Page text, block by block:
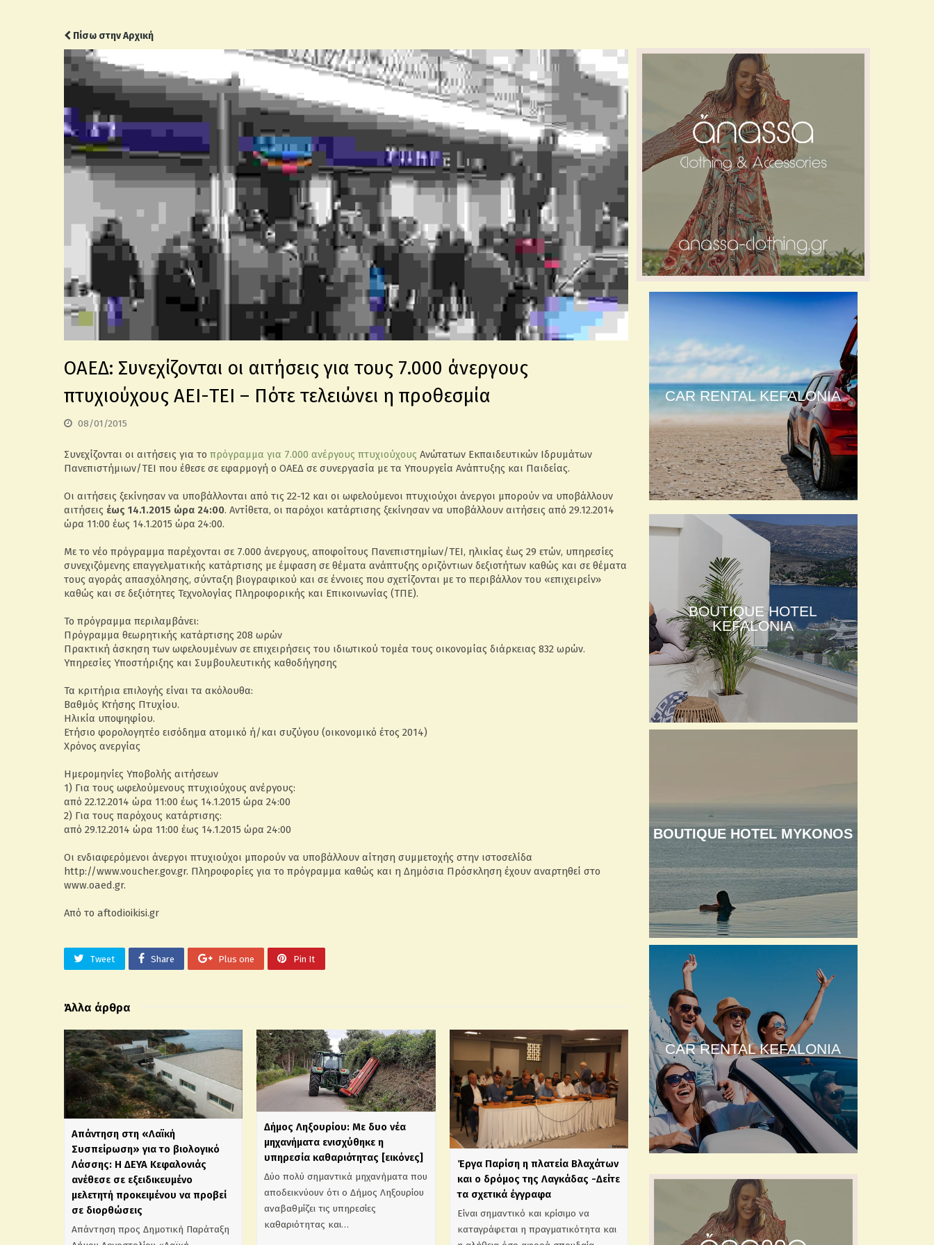
Πίσω στην Αρχική
ΟΑΕΔ: Συνεχίζονται οι αιτήσεις για τους 7.000 άνεργους
πτυχιούχους ΑΕΙ-ΤΕΙ – Πότε τελειώνει η προθεσμία
08/01/2015
Συνεχίζονται οι αιτήσεις για το πρόγραμμα για 7.000 ανέργους πτυχιούχους Ανώτατων Εκπαιδευτικών Ιδρυμάτων
Πανεπιστήμιων/ΤΕΙ που έθεσε σε εφαρμογή ο ΟΑΕΔ σε συνεργασία με τα Υπουργεία Ανάπτυξης και Παιδείας.
Οι αιτήσεις ξεκίνησαν να υποβάλλονται από τις 22-12 και οι ωφελούμενοι πτυχιούχοι άνεργοι μπορούν να υποβάλλουν
αιτήσεις έως 14.1.2015 ώρα 24:00. Αντίθετα, οι παρόχοι κατάρτισης ξεκίνησαν να υποβάλλουν αιτήσεις από 29.12.2014
ώρα 11:00 έως 14.1.2015 ώρα 24:00.
Με το νέο πρόγραμμα παρέχονται σε 7.000 άνεργους, αποφοίτους Πανεπιστημίων/ΤΕΙ, ηλικίας έως 29 ετών, υπηρεσίες
συνεχιζόμενης επαγγελματικής κατάρτισης με έμφαση σε θέματα ανάπτυξης οριζόντιων δεξιοτήτων καθώς και σε θέματα
τους αγοράς απασχόλησης, σύνταξη βιογραφικού και σε έννοιες που σχετίζονται με το περιβάλλον του «επιχειρείν»
καθώς και σε δεξιότητες Τεχνολογίας Πληροφορικής και Επικοινωνίας (ΤΠΕ).
Το πρόγραμμα περιλαμβάνει:
Πρόγραμμα θεωρητικής κατάρτισης 208 ωρών
Πρακτική άσκηση των ωφελουμένων σε επιχειρήσεις του ιδιωτικού τομέα τους οικονομίας διάρκειας 832 ωρών.
Υπηρεσίες Υποστήριξης και Συμβουλευτικής καθοδήγησης
Τα κριτήρια επιλογής είναι τα ακόλουθα:
Βαθμός Κτήσης Πτυχίου.
Ηλικία υποψηφίου.
Ετήσιο φορολογητέο εισόδημα ατομικό ή/και συζύγου (οικονομικό έτος 2014)
Χρόνος ανεργίας
Ημερομηνίες Υποβολής αιτήσεων
1) Για τους ωφελούμενους πτυχιούχους ανέργους:
από 22.12.2014 ώρα 11:00 έως 14.1.2015 ώρα 24:00
2) Για τους παρόχους κατάρτισης:
από 29.12.2014 ώρα 11:00 έως 14.1.2015 ώρα 24:00
Οι ενδιαφερόμενοι άνεργοι πτυχιούχοι μπορούν να υποβάλλουν αίτηση συμμετοχής στην ιστοσελίδα
http://www.voucher.gov.gr. Πληροφορίες για το πρόγραμμα καθώς και η Δημόσια Πρόσκληση έχουν αναρτηθεί στο
www.oaed.gr.
Από το aftodioikisi.gr
Tweet Share Plus one Pin It
Άλλα άρθρα
Απάντηση στη «Λαϊκή
Συσπείρωση» για το βιολογικό
Λάσσης: Η ΔΕΥΑ Κεφαλονιάς
ανέθεσε σε εξειδικευμένο
μελετητή προκειμένου να προβεί
σε διορθώσεις
Απάντηση προς Δημοτική Παράταξη
Δήμος Ληξουρίου: Με δυο νέα
μηχανήματα ενισχύθηκε η
υπηρεσία καθαριότητας [εικόνες]
Δύο πολύ σημαντικά μηχανήματα που
αποδεικνύουν ότι ο Δήμος Ληξουρίου
αναβαθμίζει τις υπηρεσίες
καθαριότητας και…
Έργα Παρίση η πλατεία Βλαχάτων
και ο δρόμος της Λαγκάδας -Δείτε
τα σχετικά έγγραφα
Είναι σημαντικό και κρίσιμο να
καταγράφεται η πραγματικότητα και
CAR RENTAL KEFALONIA
BOUTIQUE HOTEL
KEFALONIA
BOUTIQUE HOTEL MYKONOS
CAR RENTAL KEFALONIA